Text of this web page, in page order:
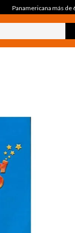
Panamericana más de